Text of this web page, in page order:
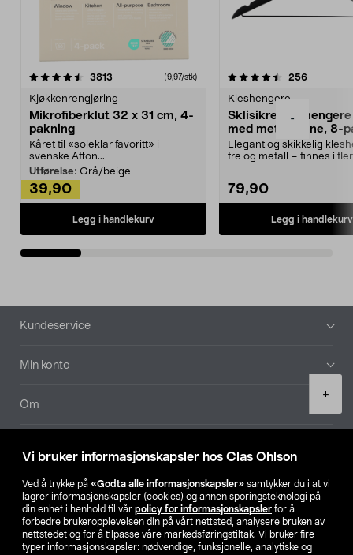
Vi bruker informasjonskapsler hos Clas Ohlson
Ved å trykke på «Godta alle informasjonskapsler» samtykker du i at vi
lagrer informasjonskapsler (cookies) og annen sporingsteknologi på
din enhet i henhold til vår policy for informasjonskapsler for å
forbedre brukeropplevelsen din på vårt nettsted, analysere bruken av
nettstedet og for å tilpasse våre markedsføringstiltak. Vi bruker fire
typer informasjonskapsler: nødvendige, funksjonelle, analytiske og
-
+
3813 anmeldelser(9,97/stk)
Kjøkkenrengjøring
Mikrofiberklut 32 x 31 cm, 4-
pakning
Kåret til «soleklar favoritt» i
svenske Afton...
Utførelse: Grå/beige
39,90
Legg i handlekurv
4.5av 5 stjerner 256
Kleshengere
Sklisikre
med metallpinne, 8-
Elegant og skikkelig
tre og metall – finnes i
79,90
Legg i handlekurv
4.5av 5 stjerner
Bunntekst
Kundeservice
Min konto
Om
Våre selskaper
Finn din butikk